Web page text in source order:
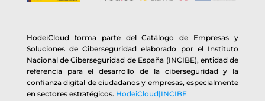
HodeiCloud forma parte del Catálogo de Empresas y
Soluciones de Ciberseguridad elaborado por el Instituto
Nacional de Ciberseguridad de España (INCIBE), entidad de
referencia para el desarrollo de la ciberseguridad y la
confianza digital de ciudadanos y empresas, especialmente
en sectores estratégicos. HodeiCloud|INCIBE